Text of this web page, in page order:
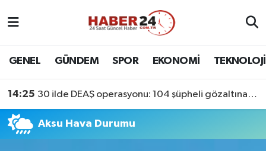
GENEL GÜNDEM SPOR EKONOMİ TEKNOLOJİ
14:25 30 ilde DEAŞ operasyonu: 104 şüpheli gözaltına alındı
Aksu Hava Durumu
Nöbetçi Eczaneler